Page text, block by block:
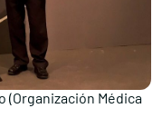
(Organización Médica